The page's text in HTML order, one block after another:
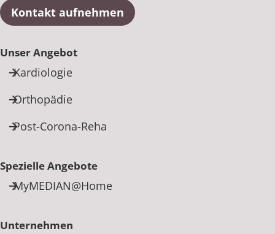
Kontakt aufnehmen
Unser Angebot
Kardiologie
Orthopädie
Post-Corona-Reha
Spezielle Angebote
MyMEDIAN@Home
Unternehmen